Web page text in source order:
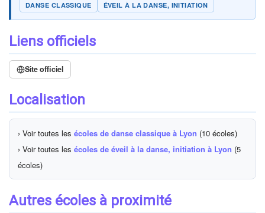
DANSE CLASSIQUE ÉVEIL À LA DANSE, INITIATION
Liens officiels
Site officiel
Localisation
› Voir toutes les écoles de danse classique à Lyon (10 écoles)
› Voir toutes les écoles de éveil à la danse, initiation à Lyon (5
écoles)
Autres écoles à proximité